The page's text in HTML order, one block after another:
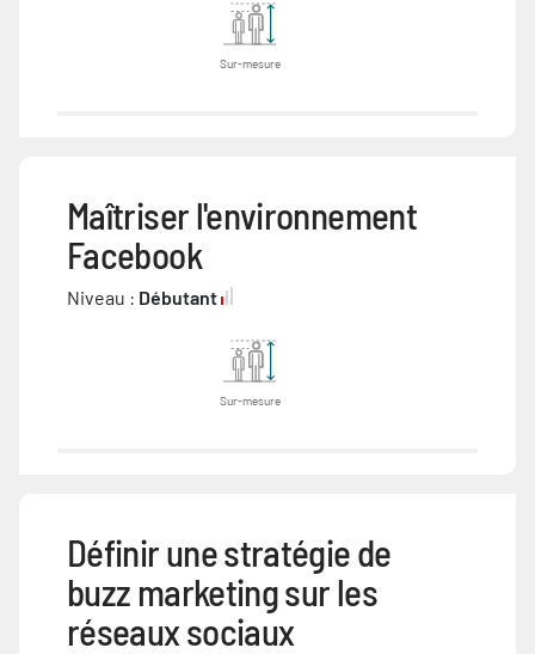
Sur-mesure
Maîtriser l'environnement
Facebook
Niveau : Débutant
Sur-mesure
Définir une stratégie de
buzz marketing sur les
réseaux sociaux